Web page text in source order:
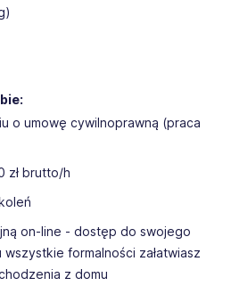
o umowę cywilnoprawną (praca
zł brutto/h
on-line - dostęp do swojego
formalności załatwiasz
z domu